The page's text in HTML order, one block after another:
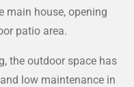
main house, opening
patio area.
the outdoor space has
low maintenance in